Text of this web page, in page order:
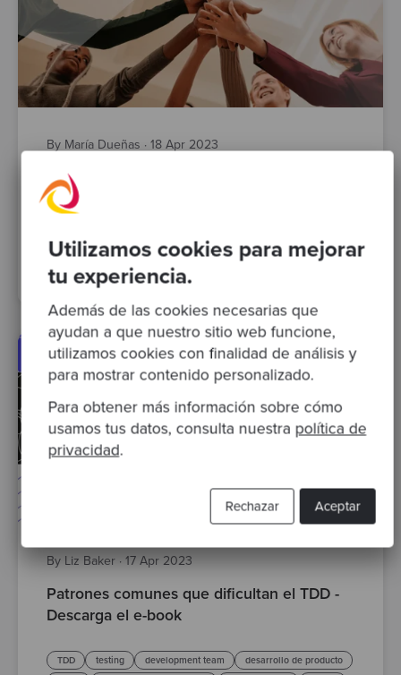
Utilizamos cookies para mejorar
tu experiencia.
Además de las cookies necesarias que
ayudan a que nuestro sitio web funcione,
utilizamos cookies con finalidad de análisis y
para mostrar contenido personalizado.
Para obtener más información sobre cómo
usamos tus datos, consulta nuestra política de
privacidad.
Aceptar
Rechazar
By María Dueñas · 18 Apr 2023
¿Cómo promover la colaboración en el
equipo?
agile craftatheart buenas prácticas
comunidad
equipo
By Liz Baker · 17 Apr 2023
Patrones comunes que dificultan el TDD -
Descarga el e-book
TDD testing development team
desarrollo de producto